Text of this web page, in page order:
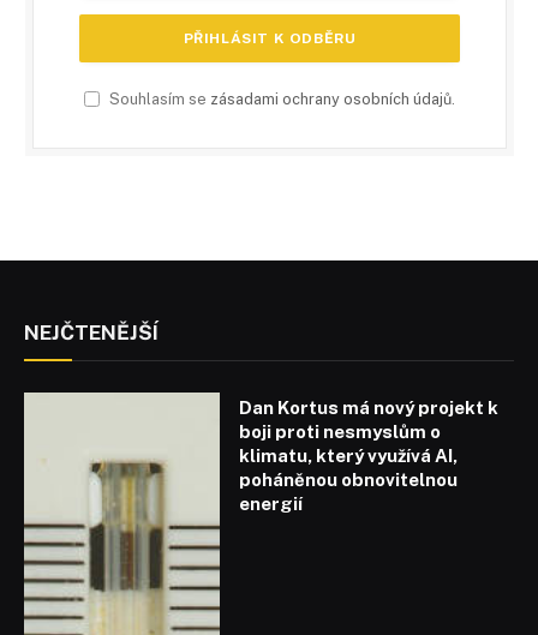
Souhlasím se zásadami ochrany osobních údajů
NEJČTENĚJŠÍ
Dan Kortus má nový projekt k
boji proti nesmyslům o
klimatu, který využívá AI,
poháněnou obnovitelnou
energií